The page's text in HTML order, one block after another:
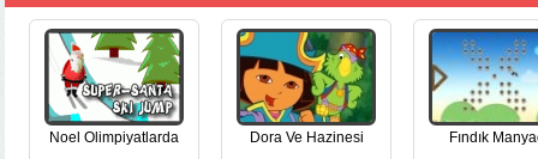
Noel Olimpiyatlarda Dora Ve Hazinesi Fındık